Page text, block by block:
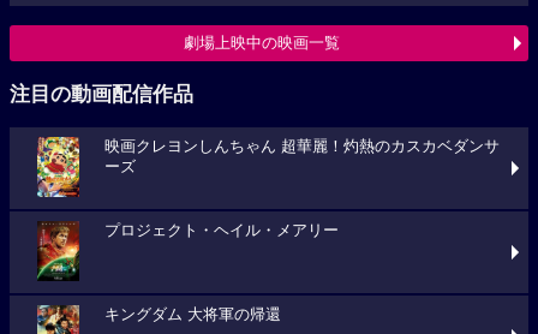
劇場上映中の映画一覧
注目の動画配信作品
映画クレヨンしんちゃん 超華麗！灼熱のカスカベダンサ
ーズ
プロジェクト・ヘイル・メアリー
キングダム 大将軍の帰還